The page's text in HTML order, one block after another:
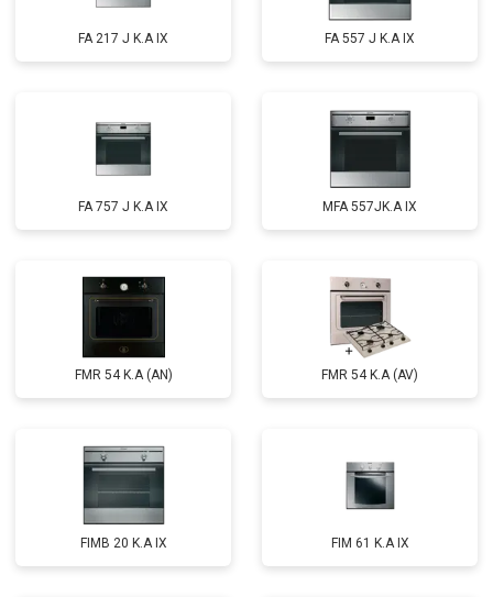
FA 217 J K.A IX FA 557 J K.A IX
FA 757 J K.A IX MFA 557JK.A IX
FMR 54 K.A (AN) FMR 54 K.A (AV)
FIMB 20 K.A IX FIM 61 K.A IX